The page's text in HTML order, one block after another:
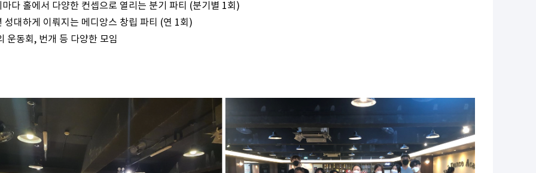
다 홀에서 다양한 컨셉으로 열리는 분기 파티 (분기별 1회)
대하게 이뤄지는 메디앙스 창립 파티 (연 1회)
운동회, 번개 등 다양한 모임